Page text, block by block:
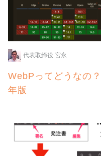
代表取締役 宮永
WebPってどうなの
年版